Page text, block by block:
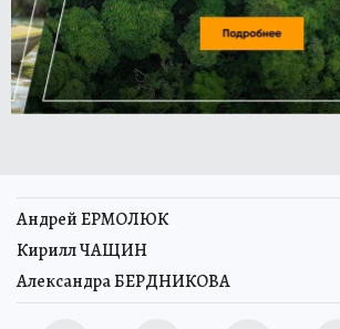
Андрей ЕРМОЛЮК
Кирилл ЧАЩИН
Александра БЕРДНИКОВА